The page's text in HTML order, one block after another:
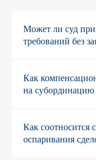
Может ли суд
требований без
Как
на субординацию
Как соотносится
оспаривания
© 1999—2026, ООО
ИНН 7722832917, ОГРН
Прайс-лист
Вакансии в
компании
Проектный опыт
Pro bono